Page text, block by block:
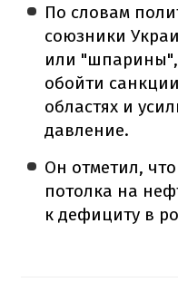
По словам
союзники
или "шпарины",
обойти
областях и
давление.
Он отметил,
потолка на
к дефициту в